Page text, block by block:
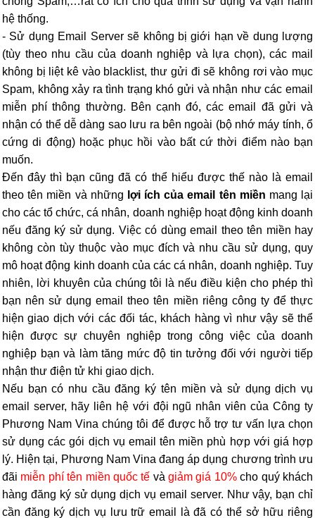
hệ thống.
- Sử dụng Email Server sẽ không bị giới hạn về dung lượng
(tùy theo nhu cầu của doanh nghiệp và lựa chọn), các mail
không bị liệt kê vào blacklist, thư gửi đi sẽ không rơi vào mục
Spam, không xảy ra tình trạng khó gửi và nhận như các email
miễn phí thông thường. Bên cạnh đó, các email đã gửi và
nhận có thể dễ dàng sao lưu ra bên ngoài (bộ nhớ máy tính, ổ
cứng di động) hoặc phục hồi vào bất cứ thời điểm nào bạn
muốn.
Đến đây thì bạn cũng đã có thể hiểu được thế nào là email
theo tên miền và những lợi ích của email tên miền mang lại
cho các tổ chức, cá nhân, doanh nghiệp hoạt động kinh doanh
nếu đăng ký sử dụng. Việc có dùng email theo tên miền hay
không còn tùy thuộc vào mục đích và nhu cầu sử dụng, quy
mô hoạt động kinh doanh của các cá nhân, doanh nghiệp. Tuy
nhiên, lời khuyên của chúng tôi là nếu điều kiện cho phép thì
bạn nên sử dụng email theo tên miền riêng công ty để thực
hiện giao dịch với các đối tác, khách hàng vì như vậy sẽ thể
hiện được sự chuyên nghiệp trong công việc của doanh
nghiệp bạn và làm tăng mức độ tin tưởng đối với người tiếp
nhận thư điện tử khi giao dịch.
Nếu bạn có nhu cầu đăng ký tên miền và sử dụng dịch vụ
email server, hãy liên hệ với đội ngũ nhân viên của Công ty
Phương Nam Vina chúng tôi để được hỗ trợ tư vấn lựa chọn
sử dụng các gói dịch vụ email tên miền phù hợp với giá hợp
lý. Hiện tại, Phương Nam Vina đang áp dụng chương trình ưu
đãi miễn phí tên miền quốc tế vàgiảm giá 10%cho quý khách
hàng đăng ký sử dụng dịch vụ email server. Như vậy, bạn chỉ
cần đăng ký dịch vụ lưu trữ email là đã có thể sở hữu riêng